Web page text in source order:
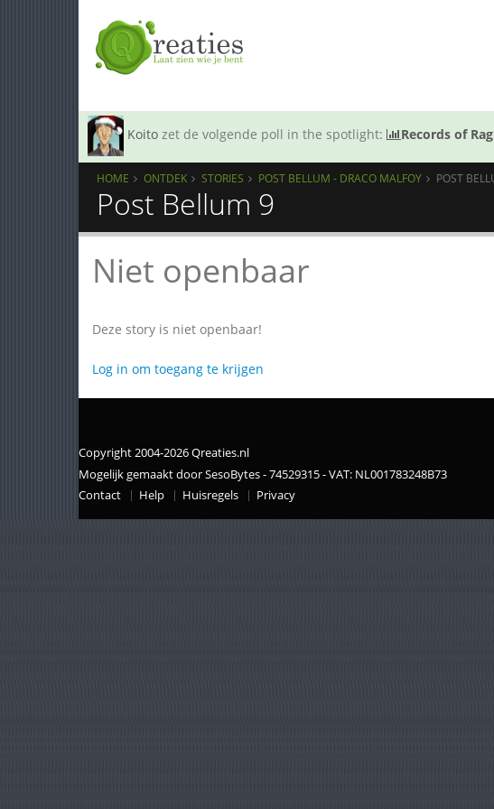
Koito zet de volgende poll in the spotlight: Records of
HOME ONTDEK STORIES POST BELLUM - DRACO MALFOY POST
Post Bellum 9
Niet openbaar
Deze story is niet openbaar!
Log in om toegang te krijgen
Copyright 2004-2026 Qreaties.nl
Mogelijk gemaakt door SesoBytes - 74529315 - VAT: NL001783248B73
Contact
Help Huisregels Privacy